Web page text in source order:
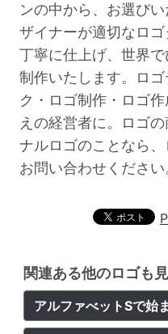
ンの中から、お選び
ザイナーが適切なロゴ
丁寧に仕上げ、世界
制作いたします。ロ
ク・ロゴ制作・ロゴ
えの経営者に。ロゴ
ナルロゴのことなら
お問い合わせください
関連ある他のロゴも
アルファべットSで始